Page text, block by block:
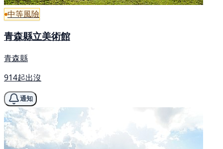
中等風險
青森縣立美術館
青森縣
914起出沒
通知